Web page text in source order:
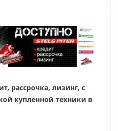
рассрочка, лизинг, с
купленной техники в